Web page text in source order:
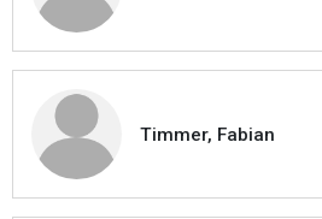
Timmer, Fabian